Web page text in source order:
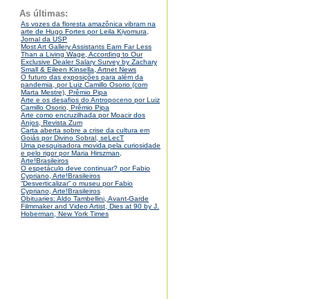
As últimas:
As vozes da floresta amazônica vibram na
arte de Hugo Fortes por Leila Kiyomura,
Jornal da USP
Most Art Gallery Assistants Earn Far Less
Than a Living Wage, According to Our
Exclusive Dealer Salary Survey by Zachary
Small & Eileen Kinsella, Artnet News
O futuro das exposições para além da
pandemia, por Luiz Camillo Osorio (com
Marta Mestre), Prêmio Pipa
Arte e os desafios do Antropoceno por Luiz
Camillo Osorio, Prêmio Pipa
Arte como encruzilhada por Moacir dos
Anjos, Revista Zum
Carta aberta sobre a crise da cultura em
Goiás por Divino Sobral, seLecT
Uma pesquisadora movida pela curiosidade
e pelo rigor por Maria Hirszman,
Arte!Brasileiros
O espetáculo deve continuar? por Fabio
Cypriano, Arte!Brasileiros
“Desverticalizar” o museu por Fabio
Cypriano, Arte!Brasileiros
Obituaries: Aldo Tambellini, Avant-Garde
Filmmaker and Video Artist, Dies at 90 by J.
Hoberman, New York Times